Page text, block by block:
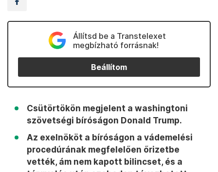
Állítsd be a Transtelexet
megbízható forrásnak!
Beállítom
Csütörtökön megjelent a washingtoni
szövetségi bíróságon Donald Trump.
Az exelnököt a bíróságon a vádemelési
procedúrának megfelelően őrizetbe
vették, ám nem kapott bilincset, és a